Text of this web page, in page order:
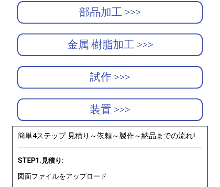
部品加工 >>>
金属.樹脂加工 >>>
試作 >>>
装置 >>>
簡単4ステップ 見積り～依頼～製作～納品までの流れ!
STEP1.見積り:
図面ファイルをアップロード